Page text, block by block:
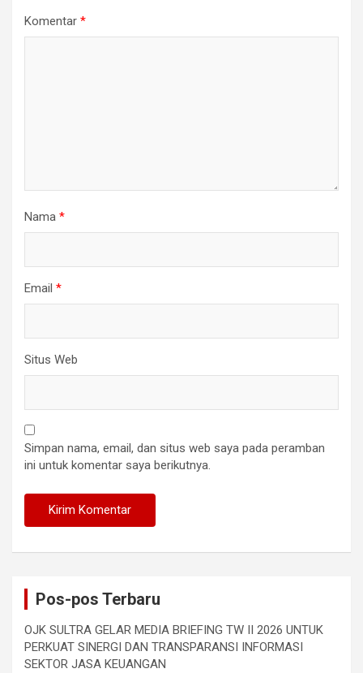
Komentar *
Nama *
Email *
Situs Web
Simpan nama, email, dan situs web saya pada peramban
ini untuk komentar saya berikutnya.
Pos-pos Terbaru
OJK SULTRA GELAR MEDIA BRIEFING TW II 2026 UNTUK
PERKUAT SINERGI DAN TRANSPARANSI INFORMASI
SEKTOR JASA KEUANGAN